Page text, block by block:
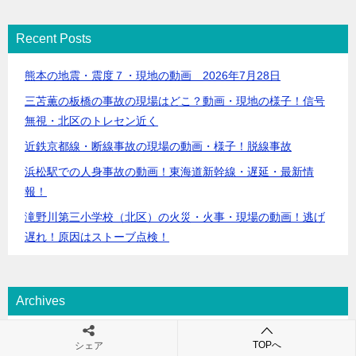
Recent Posts
熊本の地震・震度７・現地の動画 2026年7月28日
三苫薫の板橋の事故の現場はどこ？動画・現地の様子！信号
無視・北区のトレセン近く
近鉄京都線・断線事故の現場の動画・様子！脱線事故
浜松駅での人身事故の動画！東海道新幹線・遅延・最新情
報！
滝野川第三小学校（北区）の火災・火事・現場の動画！逃げ
遅れ！原因はストーブ点検！
Archives
2026年7月 (2)
シェア TOPへ